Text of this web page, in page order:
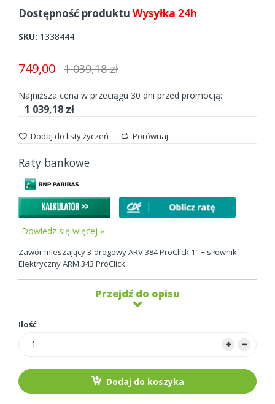
of
the
images
Dostępność produktu Wysyłka 24h
SKU 1338444
749,00 1 039,18 zł
Najniższa cena w przeciągu 30 dni przed promocją:
1 039,18 zł
Dodaj do listy życzeń Porównaj
Raty bankowe
Dowiedz się więcej »
Zawór mieszający 3-drogowy ARV 384 ProClick 1" + siłownik
Elektryczny ARM 343 ProClick
Przejdź do opisu
Ilość
Dodaj do koszyka